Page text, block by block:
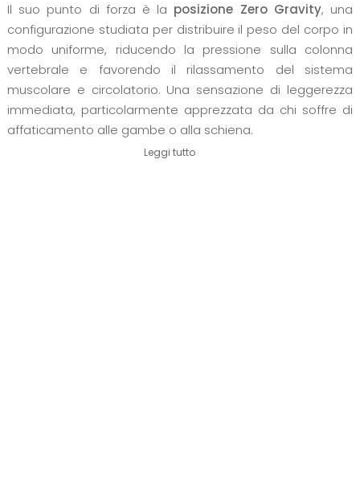
Il suo punto di forza è la posizione Zero Gravity, una
configurazione studiata per distribuire il peso del corpo in
modo uniforme, riducendo la pressione sulla colonna
vertebrale e favorendo il rilassamento del sistema
muscolare e circolatorio. Una sensazione di leggerezza
immediata, particolarmente apprezzata da chi soffre di
affaticamento alle gambe o alla schiena.
Leggi tutto